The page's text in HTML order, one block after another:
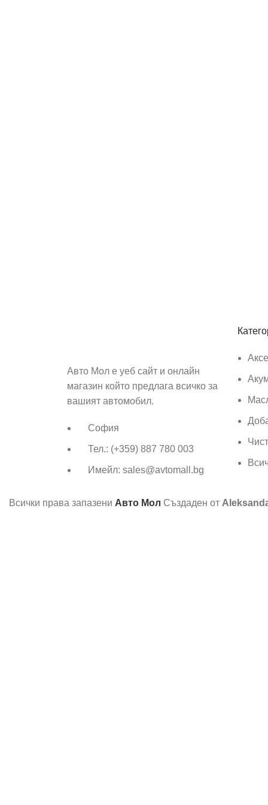
Авто Мол е уеб сайт и онлайн
магазин който предлага всичко за
вашият автомобил.
София
Тел.: (+359) 887 780 003
Имейл: sales@avtomall.bg
Всички права запазени Авто Мол Създаден от